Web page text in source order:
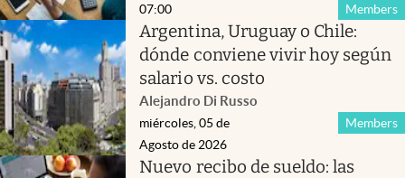
Members
07:00
Argentina, Uruguay o Chile:
dónde conviene vivir hoy según
salario vs. costo
Alejandro Di Russo
Members
miércoles, 05 de
Agosto de 2026
Nuevo recibo de sueldo: las